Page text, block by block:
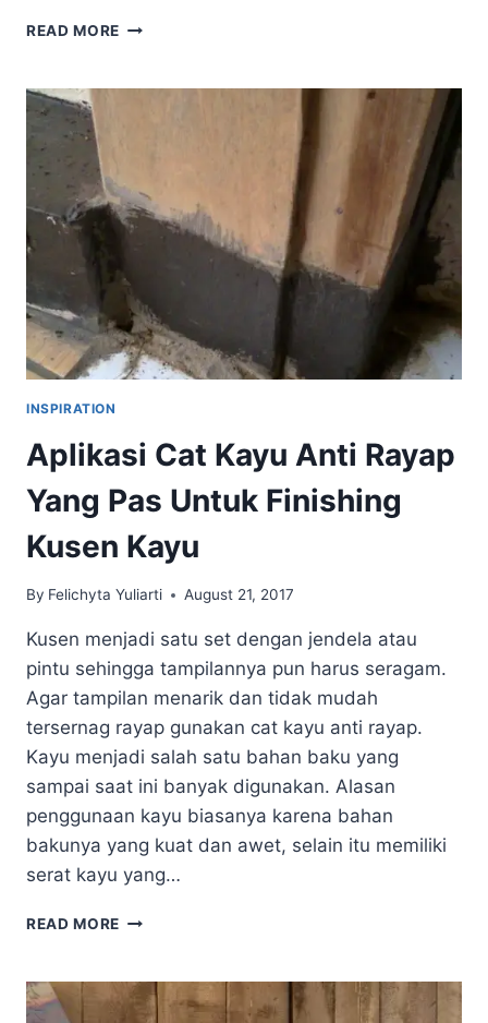
READ MORE TIPS
PAGAR
NATURAL
TRANSPARAN
KAYU
INSPIRATION
Aplikasi Cat Kayu Anti Rayap
Yang Pas Untuk Finishing
Kusen Kayu
By Felichyta Yuliarti August 21, 2017
Kusen menjadi satu set dengan jendela atau
pintu sehingga tampilannya pun harus seragam.
Agar tampilan menarik dan tidak mudah
tersernag rayap gunakan cat kayu anti rayap.
Kayu menjadi salah satu bahan baku yang
sampai saat ini banyak digunakan. Alasan
penggunaan kayu biasanya karena bahan
bakunya yang kuat dan awet, selain itu memiliki
serat kayu yang…
READ MORE APLIKASI
ANTI
RAYAP